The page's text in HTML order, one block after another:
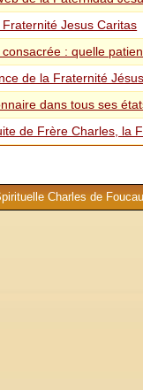
Fraternité Jesus Caritas
consacrée : quelle
de la Fraternité
dans tous ses
de Frère Charles, la
Charles de